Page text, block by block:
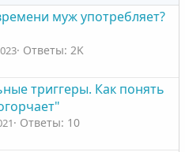
й
о
о
с
муж употребляет?
Ответы: 2K
триггеры. Как понять
Ответы: 10